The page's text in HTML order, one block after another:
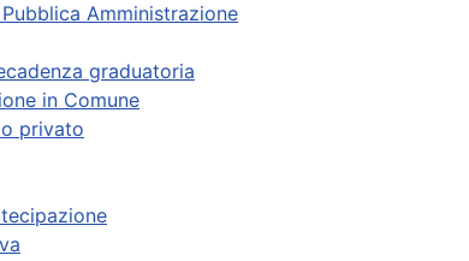
Amministrazione
graduatoria
in Comune
privato